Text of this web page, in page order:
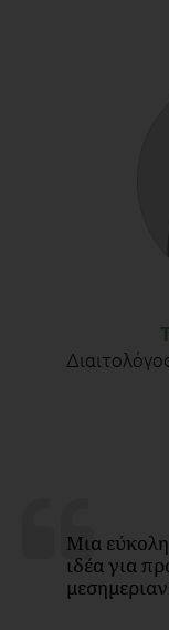
Μια
ιδέα για